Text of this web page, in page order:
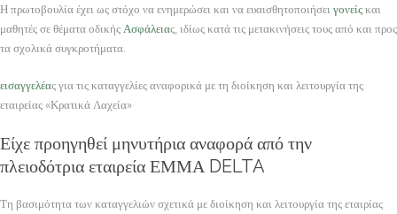
Η πρωτοβουλία έχει ως στόχο να ενημερώσει και να ευαισθητοποιήσει γονείςκαι
μαθητές σε θέματα οδικής Ασφάλειας, ιδίως κατά τις μετακινήσεις τους από και προς
τα σχολικά συγκροτήματα.
εισαγγελέας για τις καταγγελίες αναφορικά με τη διοίκηση και λειτουργία της
εταιρείας «Κρατικά Λαχεία»
Είχε προηγηθεί μηνυτήρια αναφορά από την
πλειοδότρια εταιρεία ΕΜΜΑ DELTA
Τη βασιμότητα των καταγγελιών σχετικά με διοίκηση και λειτουργία της εταιρίας